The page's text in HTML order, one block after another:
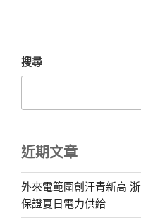
搜尋
近期文章
外來電範圍創汗青新高
保證夏日電力供給